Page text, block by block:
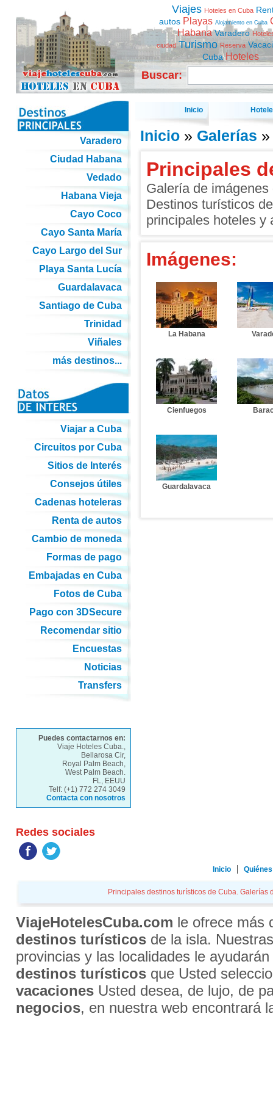
Viajes Hoteles en Cuba
autos Playas Alojamiento en Cuba
Habana Varadero
ciudad Turismo Reserva
Cuba Hoteles
Buscar:
Inicio
Inicio» Galerías
Principales
Galería de
Destinos turísticos
principales hoteles y
Imágenes:
La Habana
Cienfuegos
Guardalavaca
Varadero
Ciudad Habana
Vedado
Habana Vieja
Cayo Coco
Cayo Santa María
Cayo Largo del Sur
Playa Santa Lucía
Guardalavaca
Santiago de Cuba
Trinidad
Viñales
más destinos...
Viajar a Cuba
Circuitos por Cuba
Sitios de Interés
Consejos útiles
Cadenas hoteleras
Renta de autos
Cambio de moneda
Formas de pago
Embajadas en Cuba
Fotos de Cuba
Pago con 3DSecure
Recomendar sitio
Encuestas
Noticias
Transfers
Puedes contactarnos en:
Viaje Hoteles Cuba.,
Bellarosa Cir,
Royal Palm Beach,
West Palm Beach.
FL, EEUU
Telf: (+1) 772 274 3049
Contacta con nosotros
Redes sociales
Inicio
Principales destinos turísticos de Cuba. Galerías
ViajeHotelesCuba.com le ofrece más
destinos turísticosde la isla.
provincias y las localidades le
destinos turísticosque Usted
vacacionesUsted desea, de lujo, de
negocios, en nuestra web encontrará